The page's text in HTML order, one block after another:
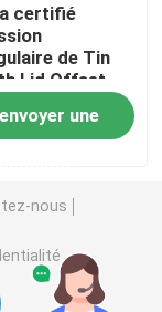
certifié
de Tin
Lid Offset
café en
envoyer une
nous